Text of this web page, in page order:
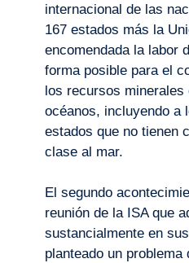
internacional de las
167 estados más la
encomendada la labor
forma posible para el
los recursos minerales
océanos, incluyendo a
estados que no tienen
clase al mar.
El segundo
reunión de la ISA que
sustancialmente en
planteado un problema